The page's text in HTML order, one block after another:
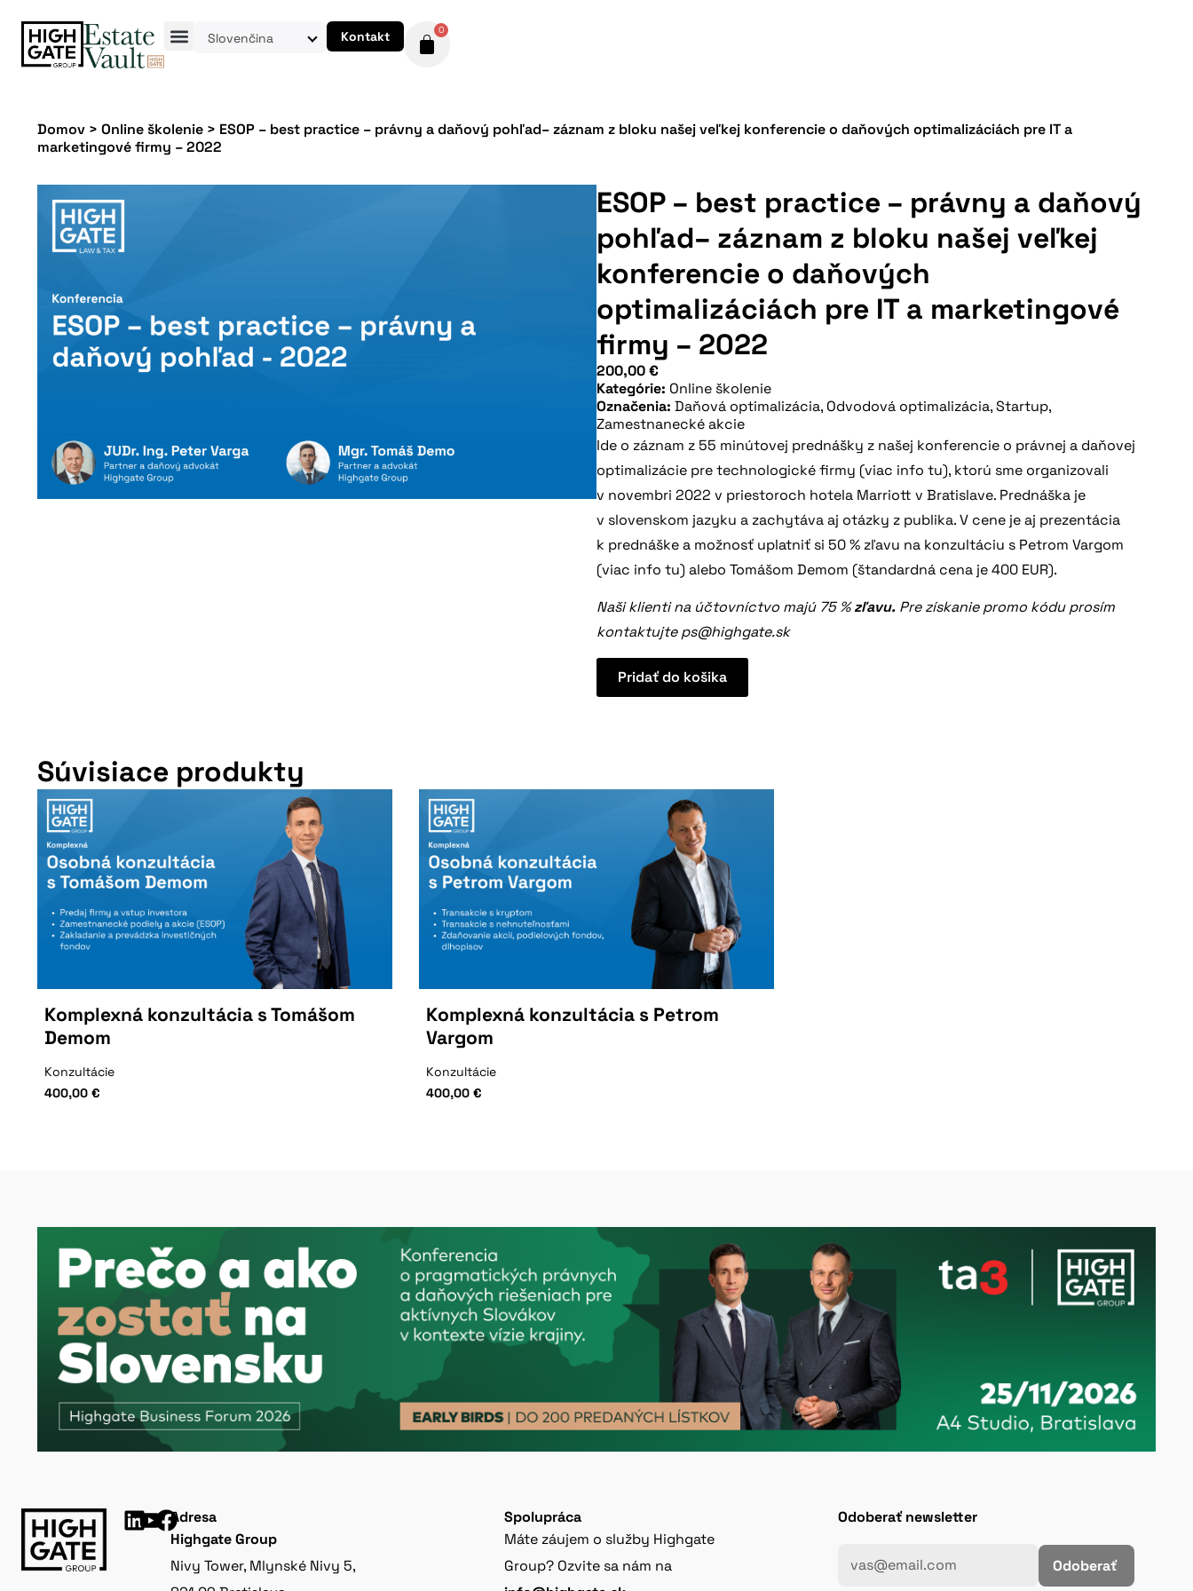
Slovenčina Kontakt 0
Domov > Online školenie > ESOP – best practice – právny a daňový pohľad– záznam z bloku našej veľkej konferencie o daňových optimalizáciách pre IT a
marketingové firmy – 2022
ESOP – best practice – právny a daňový
pohľad– záznam z bloku našej veľkej
konferencie o daňových
optimalizáciách pre IT a marketingové
firmy – 2022
200,00€
Kategórie: Online školenie
Označenia: Daňová optimalizácia, Odvodová optimalizácia,Startup,
Zamestnanecké akcie
Ide o záznam z 55 minútovej prednášky z našej konferencie o právnej a daňovej
optimalizácie pre technologické firmy (viac info tu), ktorú sme organizovali
v novembri 2022 v priestoroch hotela Marriott v Bratislave. Prednáška je
v slovenskom jazyku a zachytáva aj otázky z publika. V cene je aj prezentácia
k prednáške a možnosť uplatniť si 50 % zľavu na konzultáciu s Petrom Vargom
(viac info tu) alebo Tomášom Demom (štandardná cena je 400 EUR).
Naši klienti na účtovníctvo majú 75 %zľavu. Pre získanie promo kódu prosím
kontaktujteps@highgate.sk
Pridať do košika
Súvisiace produkty
Komplexná konzultácia s Tomášom
Demom
Konzultácie
400,00 €
Komplexná konzultácia s Petrom
Vargom
Konzultácie
400,00 €
Adresa
Highgate Group
Nivy Tower, Mlynské Nivy 5,
Spolupráca
Máte záujem o služby Highgate
Group? Ozvite sa nám na
Odoberať newsletter
Odoberať